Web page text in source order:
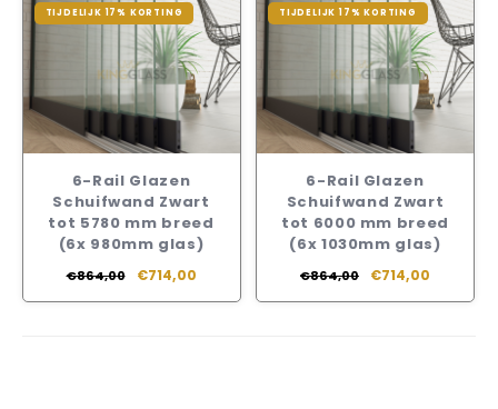
TIJDELIJK 17% KORTING
6-Rail Glazen
Schuifwand Zwart
tot 5780 mm breed
(6x 980mm glas)
€864,00 €714,00
TIJDELIJK 17% KORTING
6-Rail Glazen
Schuifwand Zwart
tot 6000 mm breed
(6x 1030mm glas)
€864,00 €714,00